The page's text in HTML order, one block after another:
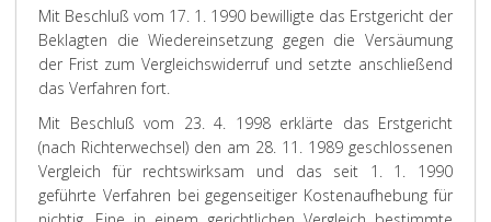
Mit Beschluß vom 17. 1. 1990 bewilligte das Erstgericht der
Beklagten die Wiedereinsetzung gegen die Versäumung
der Frist zum Vergleichswiderruf und setzte anschließend
das Verfahren fort.
Mit Beschluß vom 23. 4. 1998 erklärte das Erstgericht
(nach Richterwechsel) den am 28. 11. 1989 geschlossenen
Vergleich für rechtswirksam und das seit 1. 1. 1990
geführte Verfahren bei gegenseitiger Kostenaufhebung für